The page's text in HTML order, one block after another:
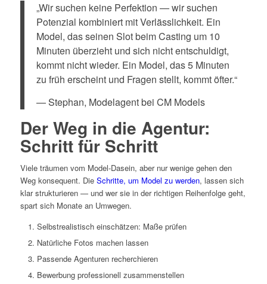
„Wir suchen keine Perfektion — wir suchen
Potenzial kombiniert mit Verlässlichkeit. Ein
Model, das seinen Slot beim Casting um 10
Minuten überzieht und sich nicht entschuldigt,
kommt nicht wieder. Ein Model, das 5 Minuten
zu früh erscheint und Fragen stellt, kommt öfter.“
— Stephan, Modelagent bei CM Models
Der Weg in die Agentur:
Schritt für Schritt
Viele träumen vom Model-Dasein, aber nur wenige gehen den
Weg konsequent. Die Schritte, um Model zu werden, lassen sich
klar strukturieren — und wer sie in der richtigen Reihenfolge geht,
spart sich Monate an Umwegen.
Selbstrealistisch einschätzen: Maße prüfen
Natürliche Fotos machen lassen
Passende Agenturen recherchieren
Bewerbung professionell zusammenstellen